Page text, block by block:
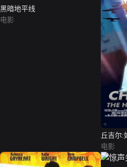
黑暗地平线
电影
丘吉尔:
电影